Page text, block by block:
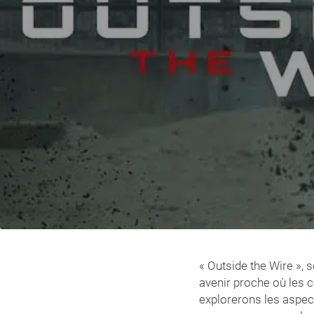
« Outside the Wire »,
avenir proche où les
explorerons les